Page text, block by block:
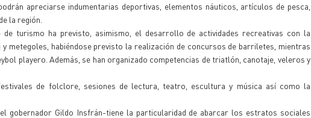
apreciarse indumentarias deportivas, elementos náuticos, artículos de pesca,
la región.
turismo ha previsto, asimismo, el desarrollo de actividades recreativas con la
metegoles, habiéndose previsto la realización de concursos de barriletes, mientras
playero. Además, se han organizado competencias de triatlón, canotaje, veleros y
de folclore, sesiones de lectura, teatro, escultura y música así como la
gobernador Gildo Insfrán-tiene la particularidad de abarcar los estratos sociales